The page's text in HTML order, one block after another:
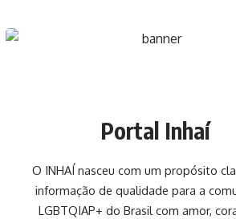
Portal Inhaí
O INHAÍ nasceu com um propósito
informação de qualidade para a
LGBTQIAP+ do Brasil com amor,